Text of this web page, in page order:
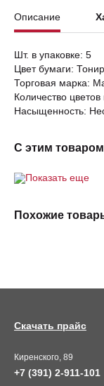
Описание
Шт. в упаковке: 5
Цвет бумаги:
Торговая марка:
Количество цветов
Насыщенность:
С этим
Показать еще
Похожие
Киренского, 89
+7 (391) 2-911-101
Скачать прайс